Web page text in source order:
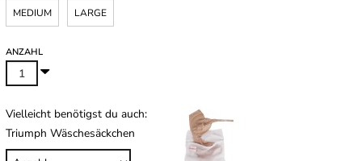
MEDIUM LARGE
ANZAHL
Vielleicht benötigst du auch:
Triumph Wäschesäckchen